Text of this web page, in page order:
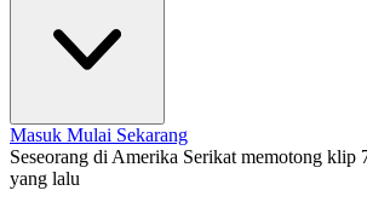
Masuk Mulai Sekarang
Seseorang di Amerika Serikat memotong klip
yang lalu